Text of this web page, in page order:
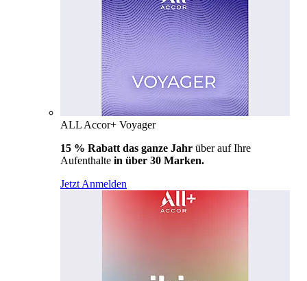
ALL Accor+ Voyager
15 % Rabatt das ganze Jahr über auf Ihre
Aufenthalte in über 30 Marken.
Jetzt Anmelden